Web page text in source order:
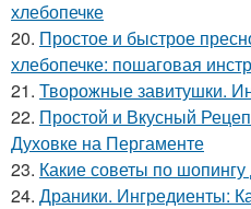
хлебопечке
20. Простое и быстрое
хлебопечке: пошаговая
21. Творожные завитушки.
22. Простой и Вкусный
Духовке на Пергаменте
23. Какие советы по шопингу
24. Драники. Ингредиенты: